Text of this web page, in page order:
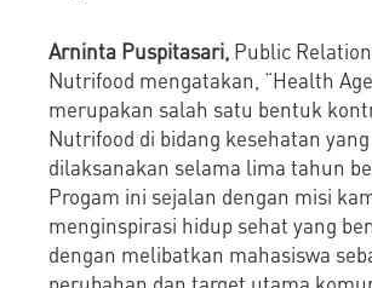
Arninta Puspitasari, Public
Nutrifood mengatakan, “Health
merupakan salah satu bentuk
Nutrifood di bidang kesehatan
dilaksanakan selama lima tahun
Progam ini sejalan dengan misi
menginspirasi hidup sehat yang
dengan melibatkan mahasiswa